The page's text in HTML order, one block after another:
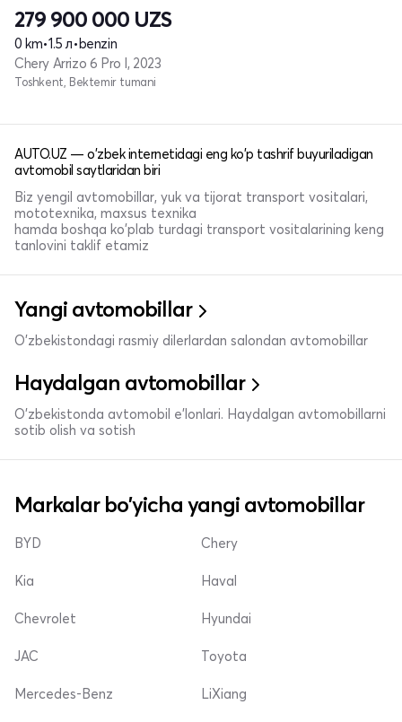
279 900 000 UZS
0 km•1.5 л•benzin
Chery Arrizo 6 Pro I, 2023
Toshkent, Bektemir tumani
AUTO.UZ — o'zbek internetidagi eng ko'p tashrif buyuriladigan
avtomobil saytlaridan biri
Biz yengil avtomobillar, yuk va tijorat transport vositalari,
mototexnika, maxsus texnika
hamda boshqa ko'plab turdagi transport vositalarining keng
tanlovini taklif etamiz
Yangi avtomobillar
O'zbekistondagi rasmiy dilerlardan salondan avtomobillar
Haydalgan avtomobillar
O'zbekistonda avtomobil e’lonlari. Haydalgan avtomobillarni
sotib olish va sotish
Markalar bo'yicha yangi avtomobillar
BYD
Kia
Chevrolet
Chery
Haval
Hyundai
JAC
Mercedes-Benz
Toyota
LiXiang